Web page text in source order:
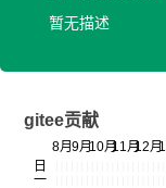
暂无描述
gitee贡献